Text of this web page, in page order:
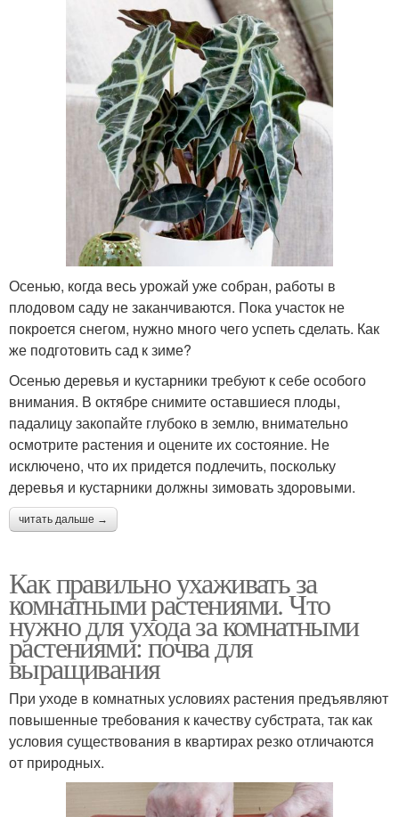
Осенью, когда весь урожай уже собран, работы в
плодовом саду не заканчиваются. Пока участок не
покроется снегом, нужно много чего успеть сделать. Как
же подготовить сад к зиме?
Осенью деревья и кустарники требуют к себе особого
внимания. В октябре снимите оставшиеся плоды,
падалицу закопайте глубоко в землю, внимательно
осмотрите растения и оцените их состояние. Не
исключено, что их придется подлечить, поскольку
деревья и кустарники должны зимовать здоровыми.
читать дальше →
Как правильно ухаживать за
комнатными растениями. Что
нужно для ухода за комнатными
растениями: почва для
выращивания
При уходе в комнатных условиях растения предъявляют
повышенные требования к качеству субстрата, так как
условия существования в квартирах резко отличаются
от природных.